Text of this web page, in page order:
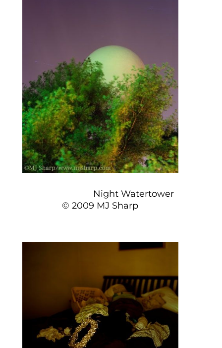
Night Watertower
© 2009 MJ Sharp